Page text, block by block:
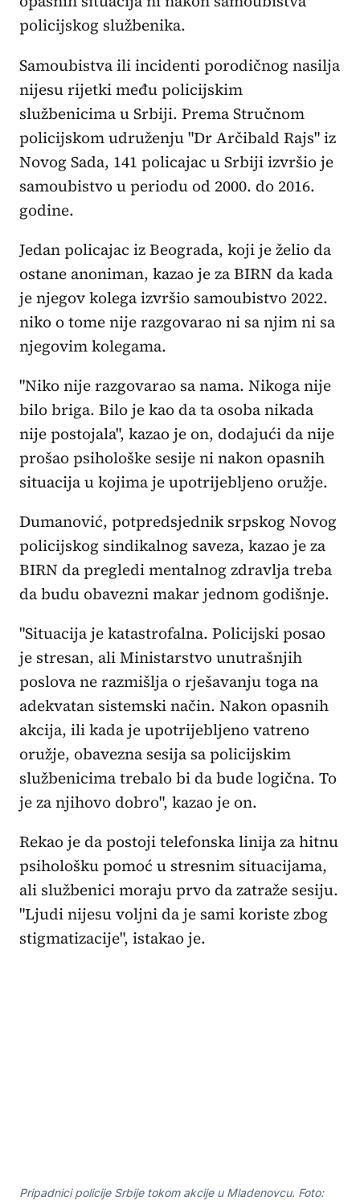
policijskog službenika.
Samoubistva ili incidenti porodičnog nasilja
nijesu rijetki među policijskim
službenicima u Srbiji. Prema Stručnom
policijskom udruženju "Dr Arčibald Rajs" iz
Novog Sada, 141 policajac u Srbiji izvršio je
samoubistvo u periodu od 2000. do 2016.
godine.
Jedan policajac iz Beograda, koji je želio da
ostane anoniman, kazao je za BIRN da kada
je njegov kolega izvršio samoubistvo 2022.
niko o tome nije razgovarao ni sa njim ni sa
njegovim kolegama.
"Niko nije razgovarao sa nama. Nikoga nije
bilo briga. Bilo je kao da ta osoba nikada
nije postojala", kazao je on, dodajući da nije
prošao psihološke sesije ni nakon opasnih
situacija u kojima je upotrijebljeno oružje.
Dumanović, potpredsjednik srpskog Novog
policijskog sindikalnog saveza, kazao je za
BIRN da pregledi mentalnog zdravlja treba
da budu obavezni makar jednom godišnje.
"Situacija je katastrofalna. Policijski posao
je stresan, ali Ministarstvo unutrašnjih
poslova ne razmišlja o rješavanju toga na
adekvatan sistemski način. Nakon opasnih
akcija, ili kada je upotrijebljeno vatreno
oružje, obavezna sesija sa policijskim
službenicima trebalo bi da bude logična. To
je za njihovo dobro", kazao je on.
Rekao je da postoji telefonska linija za hitnu
psihološku pomoć u stresnim situacijama,
ali službenici moraju prvo da zatraže sesiju.
"Ljudi nijesu voljni da je sami koriste zbog
stigmatizacije", istakao je.
Pripadnici policije Srbije tokom akcije u Mladenovcu. Foto: